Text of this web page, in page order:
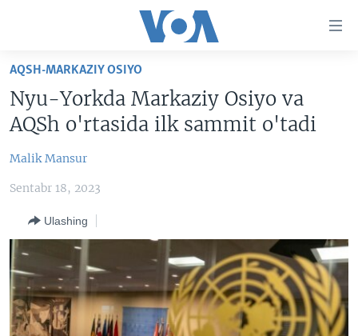
Boshiga
Qidiruvga
o'ting
AMERIKA
MULTIMEDIA
AMERIKA MANZARALARI
XALQARO HAYOT
VASHINGTON CHOYXONASI
IJTIMOIY TARMOQLAR
FACEBOOK
YOUTUBE
INGLIZ TILI DARSLARI
EDITORIAL
AQSH-MARKAZIY OSIYO
Nyu-Yorkda Markaziy Osiyo va
AQSh o'rtasida ilk sammit o'tadi
Malik Mansur
Sentabr 18, 2023
Ulashing